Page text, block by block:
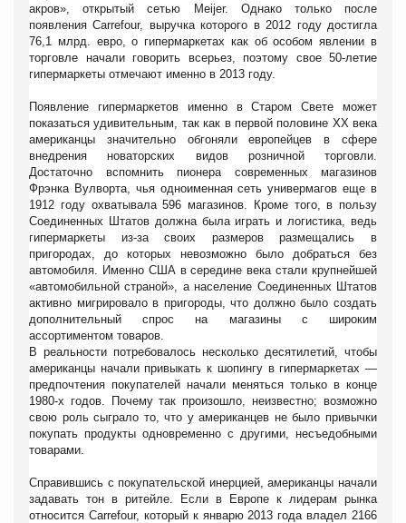
акров», открытый сетью Meijer. Однако только после
появления Carrefour, выручка которого в 2012 году достигла
76,1 млрд. евро, о гипермаркетах как об особом явлении в
торговле начали говорить всерьез, поэтому свое 50-летие
гипермаркеты отмечают именно в 2013 году.
Появление гипермаркетов именно в Старом Свете может
показаться удивительным, так как в первой половине XX века
американцы значительно обгоняли европейцев в сфере
внедрения новаторских видов розничной торговли.
Достаточно вспомнить пионера современных магазинов
Фрэнка Вулворта, чья одноименная сеть универмагов еще в
1912 году охватывала 596 магазинов. Кроме того, в пользу
Соединенных Штатов должна была играть и логистика, ведь
гипермаркеты из-за своих размеров размещались в
пригородах, до которых невозможно было добраться без
автомобиля. Именно США в середине века стали крупнейшей
«автомобильной страной», а население Соединенных Штатов
активно мигрировало в пригороды, что должно было создать
дополнительный спрос на магазины с широким
ассортиментом товаров.
В реальности потребовалось несколько десятилетий, чтобы
американцы начали привыкать к шопингу в гипермаркетах —
предпочтения покупателей начали меняться только в конце
1980-х годов. Почему так произошло, неизвестно; возможно
свою роль сыграло то, что у американцев не было привычки
покупать продукты одновременно с другими, несъедобными
товарами.
Справившись с покупательской инерцией, американцы начали
задавать тон в ритейле. Если в Европе к лидерам рынка
относится Carrefour, который к январю 2013 года владел 2166